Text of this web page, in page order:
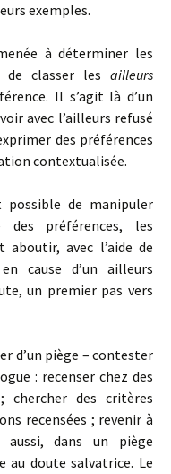
exemples.
à déterminer les
classer les ailleurs
Il s’agit là d’un
avec l’ailleurs refusé
des préférences
contextualisée.
de manipuler
des préférences, les
aboutir, avec l’aide de
cause d’un ailleurs
un premier pas vers
d’un piège – contester
: recenser chez des
chercher des critères
recensées ; revenir à
dans un piège
au doute salvatrice. Le